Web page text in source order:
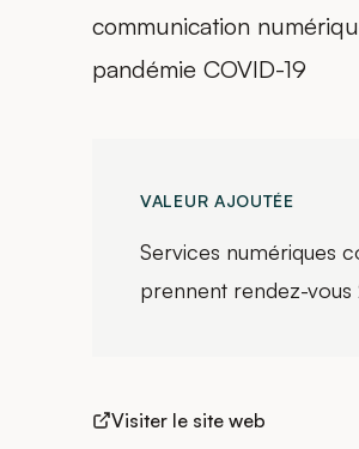
communication
pandémie COVID-19
VALEUR AJOUTÉE
Services numériques
prennent rendez-
Visiter le site web